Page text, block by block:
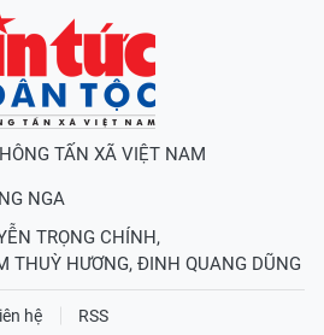
TẤN XÃ VIỆT NAM
NGA
TRỌNG CHÍNH,
THUỲ HƯƠNG, ĐINH QUANG DŨNG
hệ RSS